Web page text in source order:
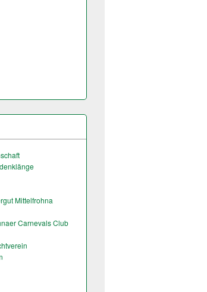
Mittelfrohna
Carnevals Club